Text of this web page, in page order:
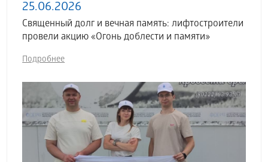
25.06.2026
Священный долг и вечная память: лифтостроители
провели акцию «Огонь доблести и памяти»
Подробнее